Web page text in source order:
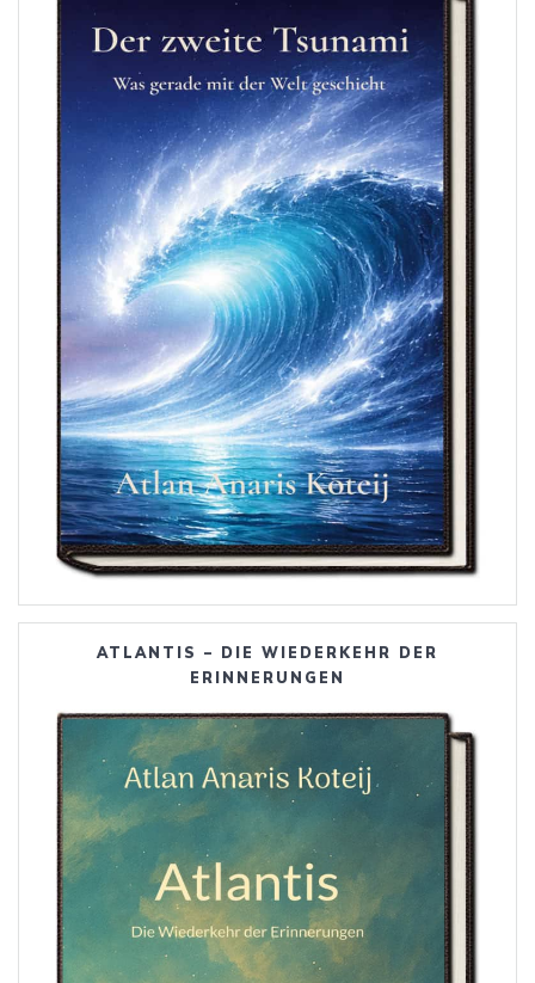
ATLANTIS – DIE WIEDERKEHR DER
ERINNERUNGEN